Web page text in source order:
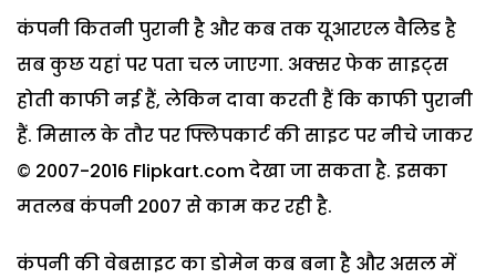
कंपनी कितनी पुरानी है और कब तक यूआरएल वैलिड है
सब कुछ यहां पर पता चल जाएगा. अक्सर फेक साइट्स
होती काफी नई हैं, लेकिन दावा करती हैं कि काफी पुरानी
हैं. मिसाल के तौर पर फ्लिपकार्ट की साइट पर नीचे जाकर
© 2007-2016 Flipkart.com देखा जा सकता है. इसका
मतलब कंपनी 2007 से काम कर रही है.
कंपनी की वेबसाइट का डोमेन कब बना है और असल में